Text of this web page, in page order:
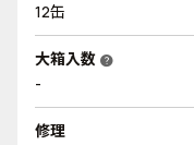
12缶
大箱入数 help
-
修理